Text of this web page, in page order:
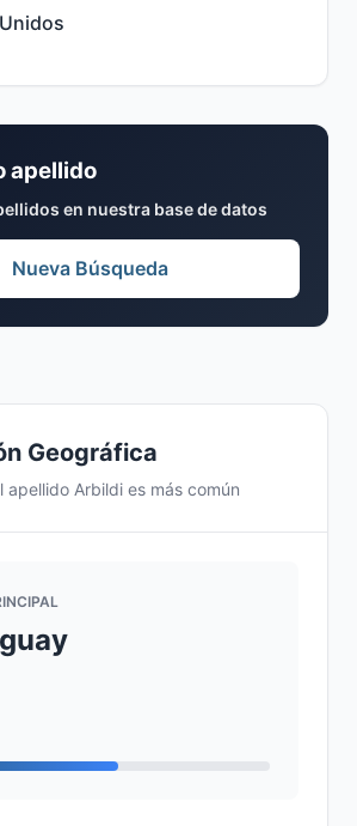
Geográfica
apellido Arbildi es más común
apellido
en nuestra base de datos
Nueva Búsqueda